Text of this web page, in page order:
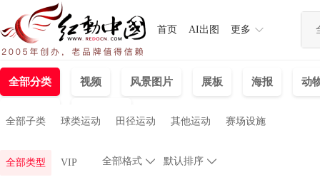
首页 AI出图 更多
全部分类 视频 风景图片 展板 海报 动
全部子类 球类运动 田径运动 其他运动 赛场设施
全部类型 VIP 
全部格式 默认排序 